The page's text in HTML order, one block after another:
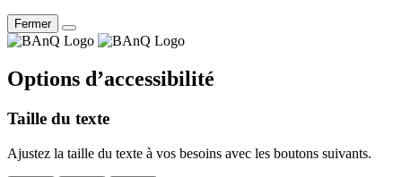
Fermer
Options d’accessibilité
Taille du texte
Ajustez la taille du texte à vos besoins avec les boutons suivants.